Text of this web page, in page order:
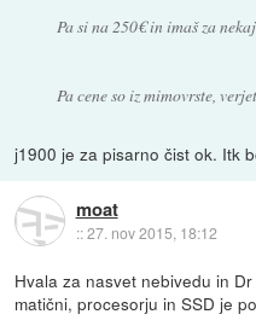
Pa si na 250€ in imaš za
Pa cene so iz mimovrste,
j1900 je za pisarno čist ok. Itk
moat
::27. nov 2015, 18:12
Hvala za nasvet nebivedu in
matični, procesorju in SSD je